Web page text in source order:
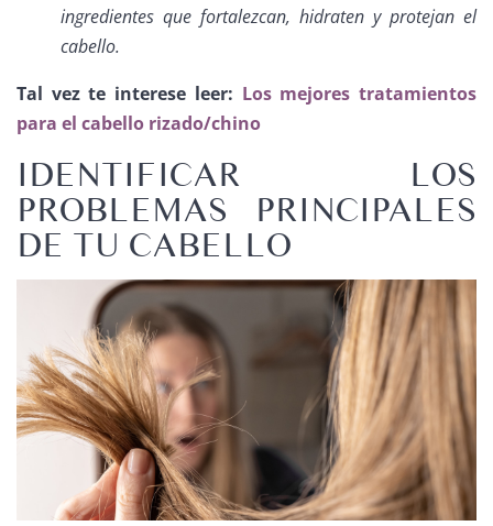
ingredientes que fortalezcan, hidraten y protejan el
cabello.
Tal vez te interese leer: Los mejores tratamientos
para el cabello rizado/chino
IDENTIFICAR LOS
PROBLEMAS PRINCIPALES
DE TU CABELLO